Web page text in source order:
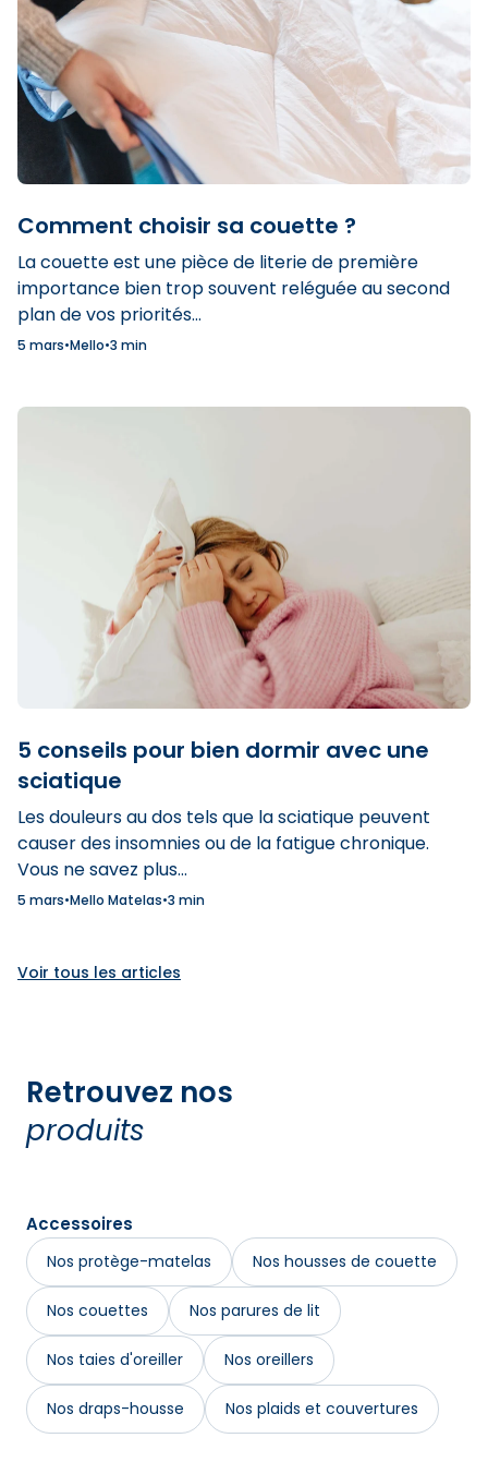
Comment choisir sa couette ?
La couette est une pièce de literie de première
importance bien trop souvent reléguée au second
plan de vos priorités...
5 mars•Mello•3 min
5 conseils pour bien dormir avec une
sciatique
Les douleurs au dos tels que la sciatique peuvent
causer des insomnies ou de la fatigue chronique.
Vous ne savez plus...
5 mars•Mello Matelas•3 min
Voir tous les articles
Retrouvez nos
produits
Accessoires
Nos protège-matelas Nos housses de couette
Nos couettes Nos parures de lit
Nos taies d'oreiller Nos oreillers
Nos draps-housse Nos plaids et couvertures